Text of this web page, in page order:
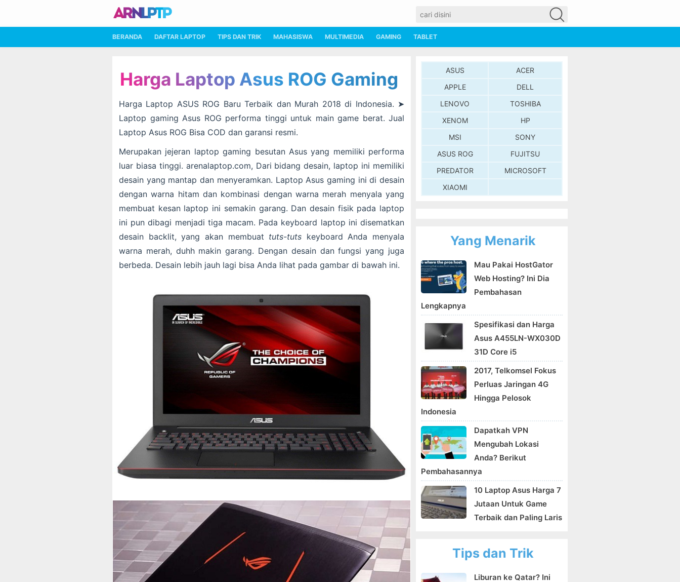
BERANDA DAFTAR LAPTOP TIPS DAN TRIK MAHASISWA MULTIMEDIA GAMING TABLET
Harga Laptop Asus ROG Gaming
Harga Laptop ASUS ROG Baru Terbaik dan Murah 2018 di Indonesia. ➤
Laptop gaming Asus ROG performa tinggi untuk main game berat. Jual
Laptop Asus ROG Bisa COD dan garansi resmi.
Merupakan jejeran laptop gaming besutan Asus yang memiliki performa
luar biasa tinggi. arenalaptop.com, Dari bidang desain, laptop ini memiliki
desain yang mantap dan menyeramkan. Laptop Asus gaming ini di desain
dengan warna hitam dan kombinasi dengan warna merah menyala yang
membuat kesan laptop ini semakin garang. Dan desain fisik pada laptop
ini pun dibagi menjadi tiga macam. Pada keyboard laptop ini disematkan
desain backlit, yang akan membuat tuts-tuts keyboard Anda menyala
warna merah, duhh makin garang. Dengan desain dan fungsi yang juga
berbeda. Desain lebih jauh lagi bisa Anda lihat pada gambar di bawah ini.
ASUS
ACER
APPLE
DELL
LENOVO
TOSHIBA
XENOM
HP
MSI
SONY
ASUS ROG
FUJITSU
PREDATOR
MICROSOFT
XIAOMI
Yang Menarik
Mau Pakai HostGator
Web Hosting? Ini Dia
Pembahasan
Lengkapnya
Spesifikasi dan Harga
Asus A455LN-WX030D
31D Core i5
2017, Telkomsel Fokus
Perluas Jaringan 4G
Hingga Pelosok
Indonesia
Dapatkah VPN
Mengubah Lokasi
Anda? Berikut
Pembahasannya
10 Laptop Asus Harga 7
Jutaan Untuk Game
Terbaik dan Paling Laris
Tips dan Trik
Liburan ke Qatar? Ini